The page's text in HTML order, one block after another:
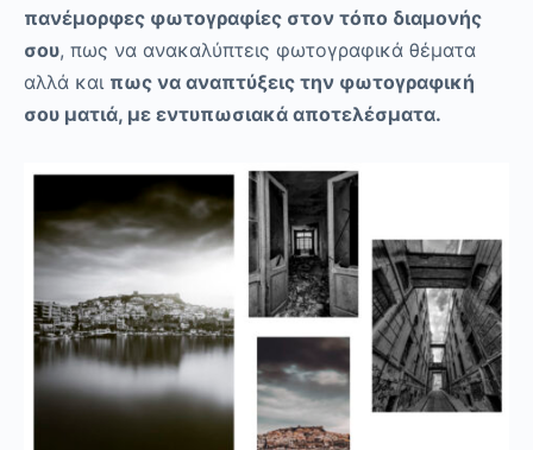
πανέμορφες φωτογραφίες στον τόπο διαμονής
σου, πως να ανακαλύπτεις φωτογραφικά θέματα
αλλά και πως να αναπτύξεις την φωτογραφική
σου ματιά, με εντυπωσιακά αποτελέσματα.